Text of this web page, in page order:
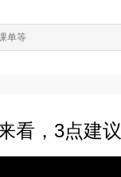
看，3点建议